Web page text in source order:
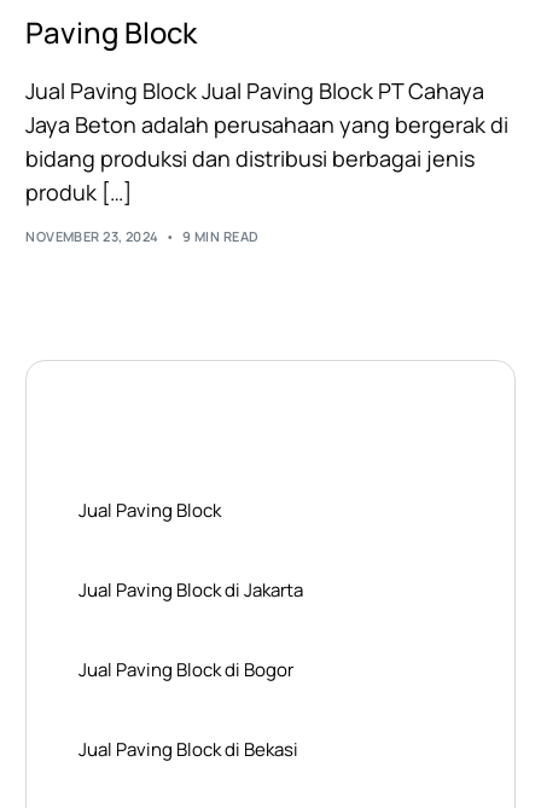
Paving Block
Jual Paving Block Jual Paving Block PT Cahaya
Jaya Beton adalah perusahaan yang bergerak di
bidang produksi dan distribusi berbagai jenis
produk […]
NOVEMBER 23, 2024 9 MIN READ
Jual Paving Block
Jual Paving Block di Jakarta
Jual Paving Block di Bogor
Jual Paving Block di Bekasi